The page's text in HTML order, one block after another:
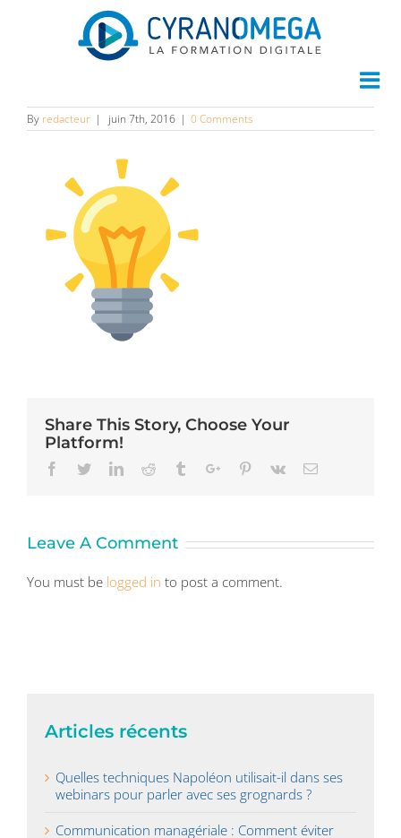
By redacteur | juin 7th, 2016 | 0 Comments
Share This Story, Choose Your
Platform!
Facebook
TwitterLinkedinReddit TumblrGoogle+Pinterest
Vk Email
Leave A Comment
You must be logged in to post a comment.
Articles récents
Quelles techniques Napoléon utilisait-il dans ses
webinars pour parler avec ses grognards ?
Communication managériale : Comment éviter